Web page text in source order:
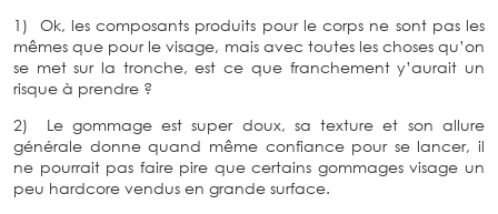
1) Ok, les composants produits pour le corps ne sont pas les
mêmes que pour le visage, mais avec toutes les choses qu’on
se met sur la tronche, est ce que franchement y’aurait un
risque à prendre ?
2) Le gommage est super doux, sa texture et son allure
générale donne quand même confiance pour se lancer, il
ne pourrait pas faire pire que certains gommages visage un
peu hardcore vendus en grande surface.